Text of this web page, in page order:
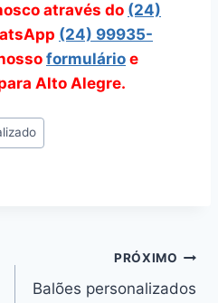
através do (24)
(24) 99935-
formulário e
Alto Alegre.
PRÓXIMO
Balões personalizados